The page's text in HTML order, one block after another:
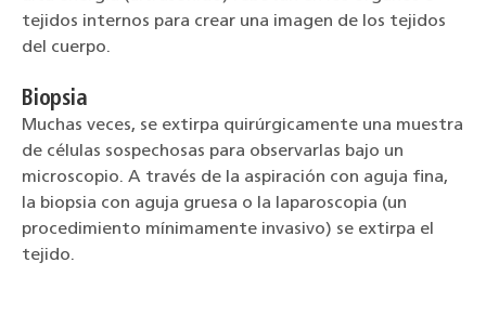
tejidos internos para crear una imagen de los tejidos
del cuerpo.
Biopsia
Muchas veces, se extirpa quirúrgicamente una muestra
de células sospechosas para observarlas bajo un
microscopio. A través de la aspiración con aguja fina,
la biopsia con aguja gruesa o la laparoscopia (un
procedimiento mínimamente invasivo) se extirpa el
tejido.